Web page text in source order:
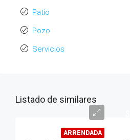
Patio
Pozo
Servicios
Listado de similares
ARRENDADA